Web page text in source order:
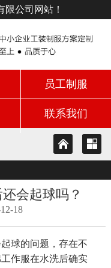
公司网站！
员工制服
联系我们
会起球吗？
18
球的问题，存在不
作服在水洗后确实